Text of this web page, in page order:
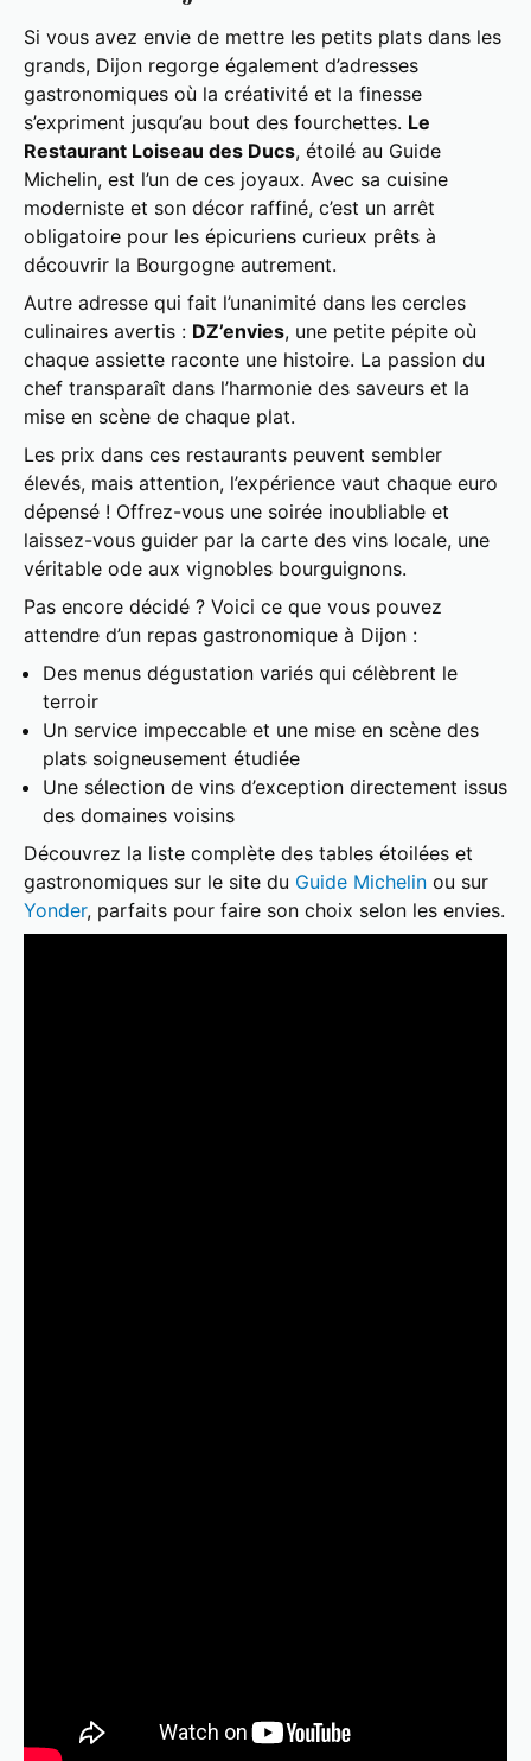
Si vous avez envie de mettre les petits plats dans les
grands, Dijon regorge également d’adresses
gastronomiques où la créativité et la finesse
s’expriment jusqu’au bout des fourchettes. Le
Restaurant Loiseau des Ducs, étoilé au Guide
Michelin, est l’un de ces joyaux. Avec sa cuisine
moderniste et son décor raffiné, c’est un arrêt
obligatoire pour les épicuriens curieux prêts à
découvrir la Bourgogne autrement.
Autre adresse qui fait l’unanimité dans les cercles
culinaires avertis : DZ’envies, une petite pépite où
chaque assiette raconte une histoire. La passion du
chef transparaît dans l’harmonie des saveurs et la
mise en scène de chaque plat.
Les prix dans ces restaurants peuvent sembler
élevés, mais attention, l’expérience vaut chaque euro
dépensé ! Offrez-vous une soirée inoubliable et
laissez-vous guider par la carte des vins locale, une
véritable ode aux vignobles bourguignons.
Pas encore décidé ? Voici ce que vous pouvez
attendre d’un repas gastronomique à Dijon :
Des menus dégustation variés qui célèbrent le
terroir
Un service impeccable et une mise en scène des
plats soigneusement étudiée
Une sélection de vins d’exception directement issus
des domaines voisins
Découvrez la liste complète des tables étoilées et
gastronomiques sur le site du Guide Michelin ou sur
Yonder, parfaits pour faire son choix selon les envies.